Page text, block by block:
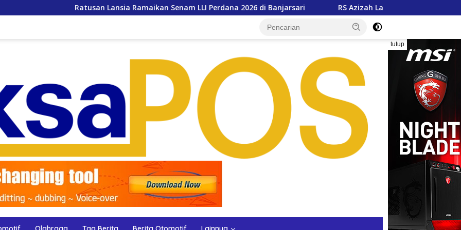
Lansia Ramaikan Senam LLI Perdana 2026 di Banjarsari RS Azizah Layani 66 Ribu Pasien, Wali Kota Siap Dukung
tutup